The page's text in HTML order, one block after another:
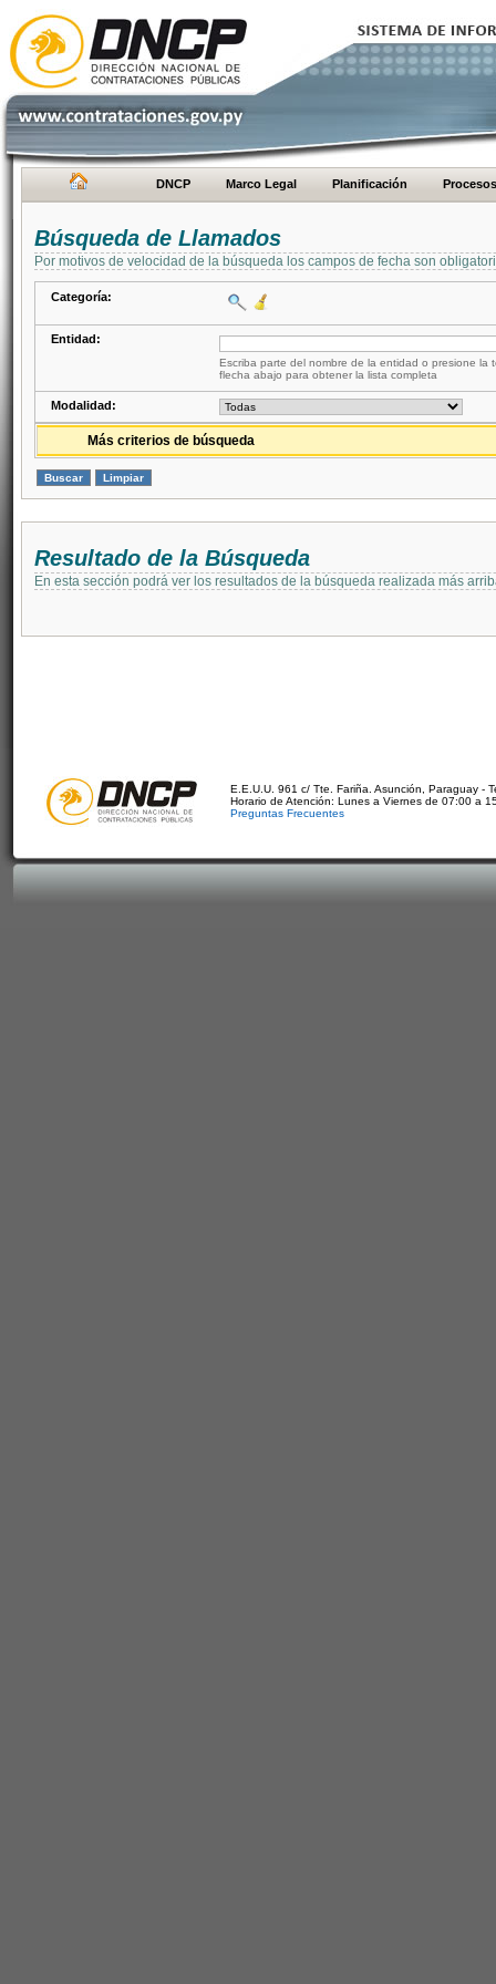
DNCP Marco Legal Planificación Procesos
Búsqueda de Llamados
Por motivos de velocidad de la búsqueda los campos de fecha son
Categoría:
Entidad:
Escriba parte del nombre de la entidad o presione la
flecha abajo para obtener la lista completa
Modalidad:
Más criterios de búsqueda
Resultado de la Búsqueda
En esta sección podrá ver los resultados de la búsqueda realizada más
E.E.U.U. 961 c/ Tte. Fariña. Asunción, Paraguay -
Horario de Atención: Lunes a Viernes de 07:00 a
Preguntas Frecuentes